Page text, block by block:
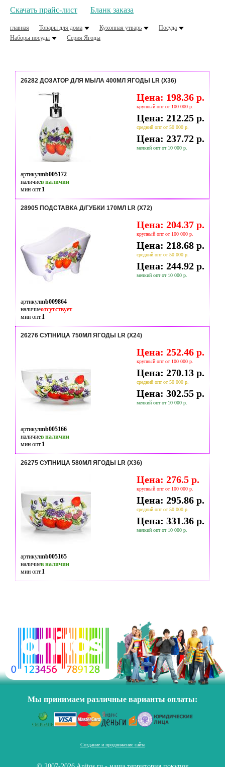
Скачать прайс-лист Бланк заказа
главная Товары для дома Кухонная утварь
Посуда
Наборы посуды
Серия Ягоды
26282 ДОЗАТОР ДЛЯ МЫЛА 400МЛ ЯГОДЫ LR (Х36)
Цена: 198.36 р.
крупный опт от 100 000 р.
Цена: 212.25 р.
средний опт от 50 000 р.
Цена: 237.72 р.
мелкий опт от 10 000 р.
артикулmb005172
наличиев наличии
мин опт.1
28905 ПОДСТАВКА Д/ГУБКИ 170МЛ LR (Х72)
Цена: 204.37 р.
крупный опт от 100 000 р.
Цена: 218.68 р.
средний опт от 50 000 р.
Цена: 244.92 р.
мелкий опт от 10 000 р.
артикулmb009864
наличиеотсутствует
мин опт.1
26276 СУПНИЦА 750МЛ ЯГОДЫ LR (Х24)
Цена: 252.46 р.
крупный опт от 100 000 р.
Цена: 270.13 р.
средний опт от 50 000 р.
Цена: 302.55 р.
мелкий опт от 10 000 р.
артикулmb005166
наличиев наличии
мин опт.1
26275 СУПНИЦА 580МЛ ЯГОДЫ LR (Х36)
Цена: 276.5 р.
крупный опт от 100 000 р.
Цена: 295.86 р.
средний опт от 50 000 р.
Цена: 331.36 р.
мелкий опт от 10 000 р.
артикулmb005165
наличиев наличии
мин опт.1
Мы принимаем различные варианты оплаты:
Создание и продвижение сайта